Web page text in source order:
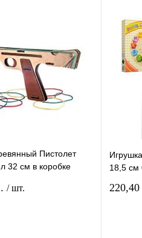
В
Пистолет
32 см в коробке
/ шт.
18,5 см
220,40